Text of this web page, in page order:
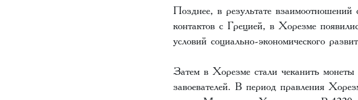
Позднее, в результате
контактов с Грецией, в Хорезме
условий социально-экономического
Затем в Хорезме стали чеканить
завоевателей. В период правления